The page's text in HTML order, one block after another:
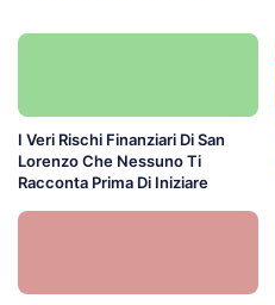
I Veri Rischi Finanziari Di San
Lorenzo Che Nessuno Ti
Racconta Prima Di Iniziare